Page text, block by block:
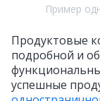
Пример
Продуктовые
подробной и
успешные